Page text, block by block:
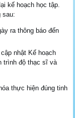
kế hoạch học tập.
sau:
ra thông báo đến
nhật Kế hoạch
trình độ thạc sĩ và
thực hiện đúng tinh